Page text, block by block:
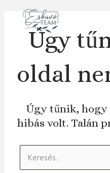
tartalomraÚgy
oldal
Úgy tűnik,
hibás volt. Talán
Keresés: